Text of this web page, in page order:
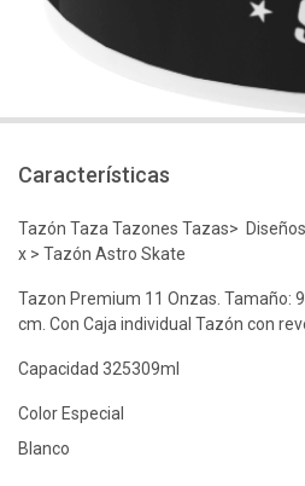
Características
Tazón Taza Tazones Tazas>
x > Tazón Astro Skate
Tazon Premium 11 Onzas. Tamaño:
cm. Con Caja individual Tazón con
Capacidad 325309ml
Color Especial
Blanco